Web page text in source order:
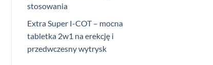
stosowania
Extra Super I-COT – mocna
tabletka 2w1 na erekcję i
przedwczesny wytrysk